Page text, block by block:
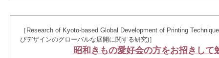
［Research of Kyoto-based Global Development of Printing
びデザインのグローバルな展開に関する研究)］
昭和きもの愛好会の方をお招きして